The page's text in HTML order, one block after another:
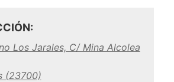
Los Jarales, C/ Mina Alcolea
(23700)